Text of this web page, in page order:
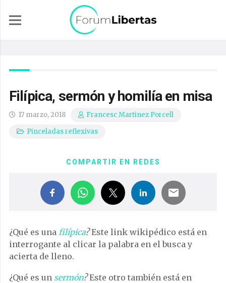
Filípica, sermón y homilía en misa
17 marzo, 2018
Francesc Martinez Porcell
Pinceladas reflexivas
COMPARTIR EN REDES
¿Qué es una filípica?Este link wikipédico está en
interrogante al clicar la palabra en el busca y
acierta de lleno.
¿Qué es un sermón?Este otro también está en